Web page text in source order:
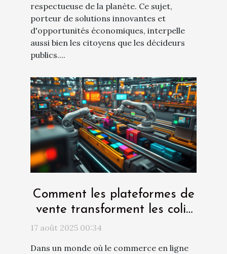
respectueuse de la planète. Ce sujet,
porteur de solutions innovantes et
d'opportunités économiques, interpelle
aussi bien les citoyens que les décideurs
publics....
Comment les plateformes de
vente transforment les colis
perdus en profit ?
17 août 2025 00:34
Dans un monde où le commerce en ligne